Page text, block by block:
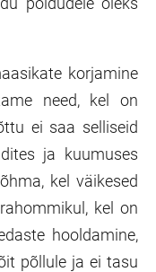
korjamine
need, kel on
ei saa selliseid
ja kuumuses
kel väikesed
kel on
hooldamine,
põllule ja ei tasu